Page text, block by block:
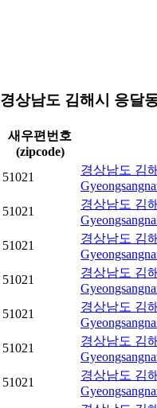
경상남도 김해시 응달
새우편번호
(zipcode)
51021
경상남도 김
51021
경상남도 김
51021
경상남도 김
51021
경상남도 김
51021
경상남도 김
51021
경상남도 김
51021
경상남도 김